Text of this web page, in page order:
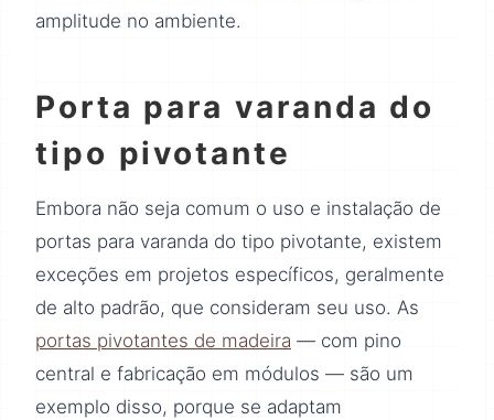
amplitude no ambiente.
Porta para varanda do
tipo pivotante
Embora não seja comum o uso e instalação de
portas para varanda do tipo pivotante, existem
exceções em projetos específicos, geralmente
de alto padrão, que consideram seu uso. As
portas pivotantes de madeira — com pino
central e fabricação em módulos — são um
exemplo disso, porque se adaptam